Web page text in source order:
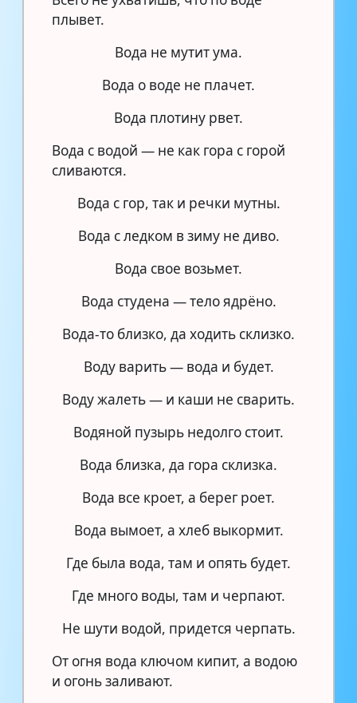
плывет.
Вода не мутит ума.
Вода о воде не плачет.
Вода плотину рвет.
Вода с водой — не как гора с горой
сливаются.
Вода с гор, так и речки мутны.
Вода с ледком в зиму не диво.
Вода свое возьмет.
Вода студена — тело ядрёно.
Вода-то близко, да ходить склизко.
Воду варить — вода и будет.
Воду жалеть — и каши не сварить.
Водяной пузырь недолго стоит.
Вода близка, да гора склизка.
Вода все кроет, а берег роет.
Вода вымоет, а хлеб выкормит.
Где была вода, там и опять будет.
Где много воды, там и черпают.
Не шути водой, придется черпать.
От огня вода ключом кипит, а водою
и огонь заливают.